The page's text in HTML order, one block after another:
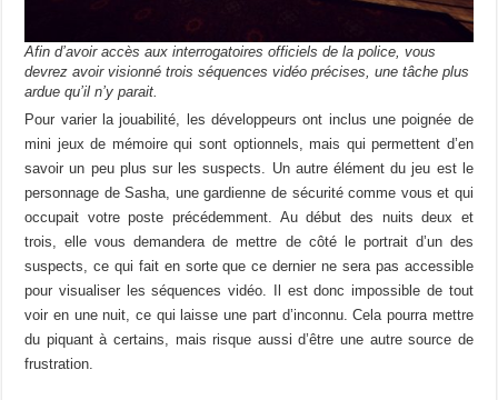
Afin d’avoir accès aux interrogatoires officiels de la police, vous
devrez avoir visionné trois séquences vidéo précises, une tâche plus
ardue qu’il n’y parait.
Pour varier la jouabilité, les développeurs ont inclus une poignée de
mini jeux de mémoire qui sont optionnels, mais qui permettent d’en
savoir un peu plus sur les suspects. Un autre élément du jeu est le
personnage de Sasha, une gardienne de sécurité comme vous et qui
occupait votre poste précédemment. Au début des nuits deux et
trois, elle vous demandera de mettre de côté le portrait d’un des
suspects, ce qui fait en sorte que ce dernier ne sera pas accessible
pour visualiser les séquences vidéo. Il est donc impossible de tout
voir en une nuit, ce qui laisse une part d’inconnu. Cela pourra mettre
du piquant à certains, mais risque aussi d’être une autre source de
frustration.